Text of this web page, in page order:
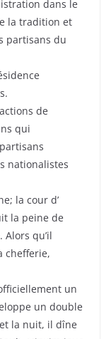
dans le
la tradition et
partisans du
de
qui
nationalistes
la cour d’
la peine de
qu’il
chefferie,
un
un double
la nuit, il dîne